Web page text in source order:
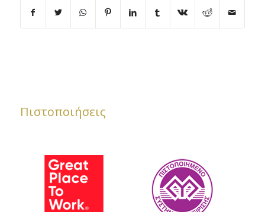
Πιστοποιήσεις